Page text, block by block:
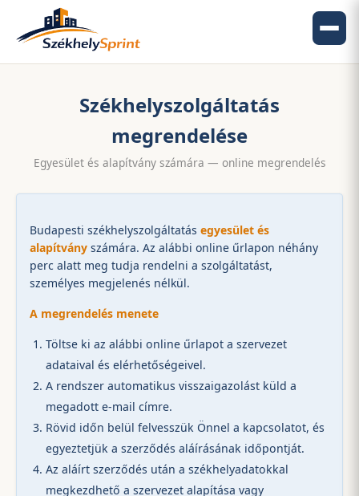
Székhelyszolgáltatás
megrendelése
Egyesület és alapítvány számára — online megrendelés
Budapesti székhelyszolgáltatás egyesület és
alapítvány számára. Az alábbi online űrlapon néhány
perc alatt meg tudja rendelni a szolgáltatást,
személyes megjelenés nélkül.
A megrendelés menete
Töltse ki az alábbi online űrlapot a szervezet
adataival és elérhetőségeivel.
A rendszer automatikus visszaigazolást küld a
megadott e-mail címre.
Rövid időn belül felvesszük Önnel a kapcsolatot, és
egyeztetjük a szerződés aláírásának időpontját.
Az aláírt szerződés után a székhelyadatokkal
megkezdhető a szervezet alapítása vagy